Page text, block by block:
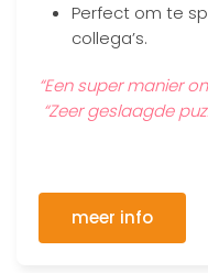
Perfect om te
collega’s.
“Een super manier
“Zeer geslaagde
meer info